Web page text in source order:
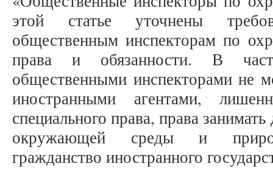
этой статье уточнены
общественным инспекторам по
права и обязанности. В
общественными инспекторами не
иностранными агентами,
специального права, права
окружающей среды и
гражданство иностранного